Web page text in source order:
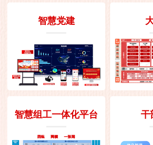
智慧党建
智慧组工一体化平台 干